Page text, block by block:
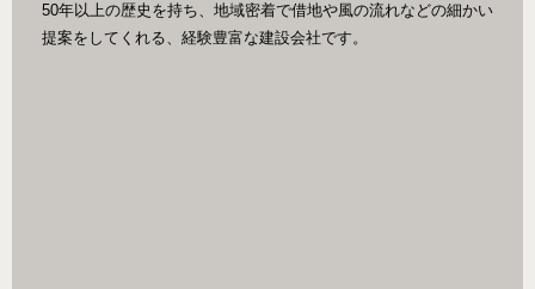
50年以上の歴史を持ち、地域密着で借地や風の流れなどの細かい
提案をしてくれる、経験豊富な建設会社です。